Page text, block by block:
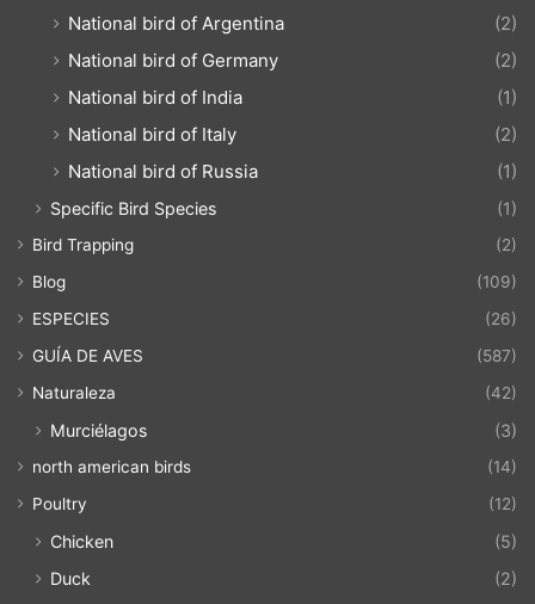
National bird of Argentina
(2)
National bird of Germany
(2)
National bird of India
(1)
National bird of Italy
(2)
National bird of Russia
(1)
Specific Bird Species (1)
Bird Trapping
(2)
Blog
(109)
ESPECIES
(26)
GUÍA DE AVES
(587)
Naturaleza
(42)
Murciélagos (3)
north american birds
(14)
Poultry
(12)
Chicken
(5)
Duck
(2)